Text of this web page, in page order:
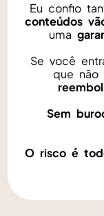
Eu confio
conteúdos
uma
Se você
que
Sem
O risco é